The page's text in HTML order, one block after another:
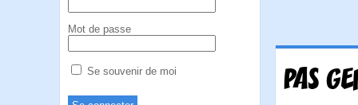
Mot de passe
Se souvenir de moi PAS